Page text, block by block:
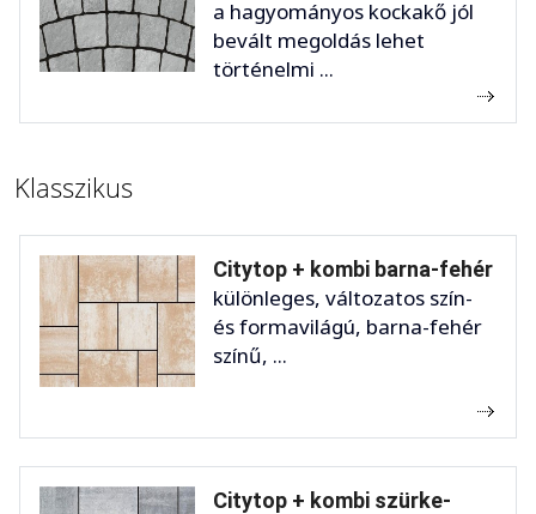
a hagyományos kockakő jól
bevált megoldás lehet
történelmi ...
Klasszikus
Citytop + kombi barna-fehér
különleges, változatos szín-
és formavilágú, barna-fehér
színű, ...
Citytop + kombi szürke-